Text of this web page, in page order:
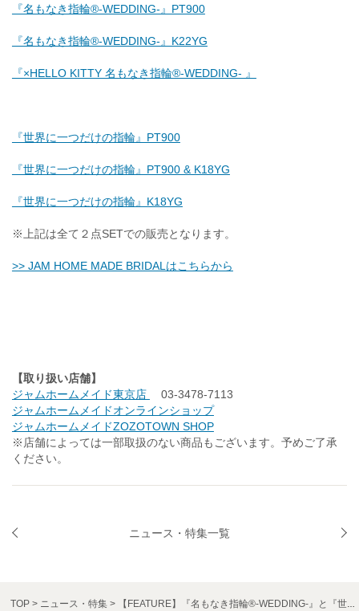
『名もなき指輪®-WEDDING-』PT900
『名もなき指輪®-WEDDING-』K22YG
『×HELLO KITTY 名もなき指輪®-WEDDING- 』
『世界に一つだけの指輪』PT900
『世界に一つだけの指輪』PT900 & K18YG
『世界に一つだけの指輪』K18YG
※上記は全て２点SETでの販売となります。
>> JAM HOME MADE BRIDALはこちらから
【取り扱い店舗】
ジャムホームメイド東京店
03-3478-7113
ジャムホームメイドオンラインショップ
ジャムホームメイドZOZOTOWN SHOP
※店舗によっては一部取扱のない商品もございます。予めご了承
ください。
ニュース・特集一覧
TOP ニュース・特集 【FEATURE】『名もなき指輪®-WEDDING-』と『世界にひとつだけの指輪』の選びかた